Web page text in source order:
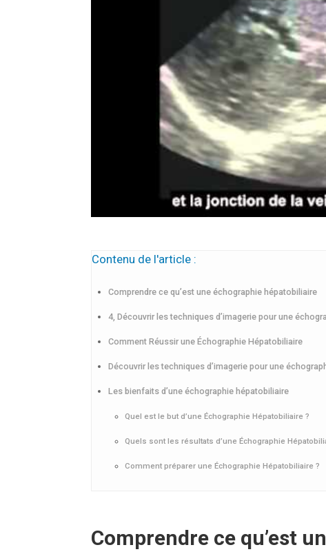
Contenu de l'article :
Comprendre ce qu’est une échographie hépatobiliaire
4, Découvrir les techniques d’imagerie pour une
Comment Réussir une Échographie Hépatobiliaire
Découvrir les techniques d’imagerie pour une
Les bienfaits d’une échographie hépatobiliaire
Quel est le but d’une Échographie Hépatobiliaire ?
Quels sont les résultats d’une Échographie
Comment préparer une Échographie Hépatobiliaire ?
Comprendre ce qu’est